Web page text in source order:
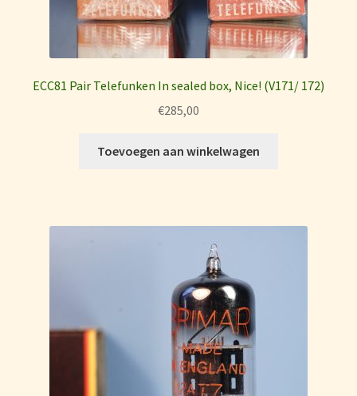
ECC81 Pair Telefunken In sealed box, Nice! (V171/ 172)
€285,00
Toevoegen aan winkelwagen